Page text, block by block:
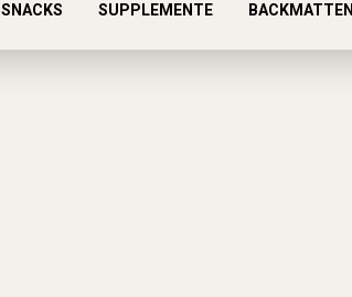
SNACKS SUPPLEMENTE BACKMATTEN